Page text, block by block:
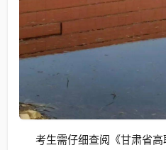
考生需仔细查阅《甘肃省